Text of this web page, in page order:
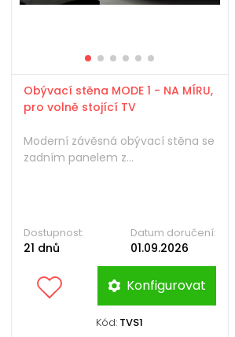
Obývací stěna MODE 1 - NA MÍRU,
pro volně stojící TV
Moderní závěsná obývací stěna se
zadním panelem z...
Dostupnost:
21 dnů
Datum doručení:
01.09.2026
Konfigurovat
Kód: TVS1